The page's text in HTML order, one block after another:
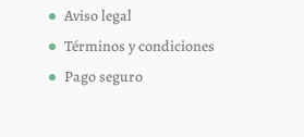
Aviso legal
Términos y condiciones
Pago seguro